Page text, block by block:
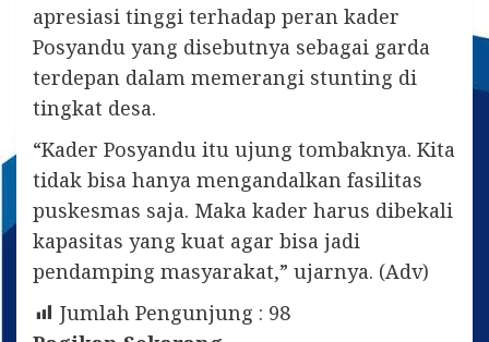
apresiasi tinggi terhadap peran kader
Posyandu yang disebutnya sebagai garda
terdepan dalam memerangi stunting di
tingkat desa.
“Kader Posyandu itu ujung tombaknya. Kita
tidak bisa hanya mengandalkan fasilitas
puskesmas saja. Maka kader harus dibekali
kapasitas yang kuat agar bisa jadi
pendamping masyarakat,” ujarnya. (Adv)
Jumlah Pengunjung : 98